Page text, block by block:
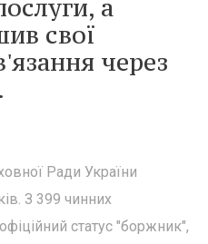
а
свої
через
Ради України
З 399 чинних
статус "боржник",